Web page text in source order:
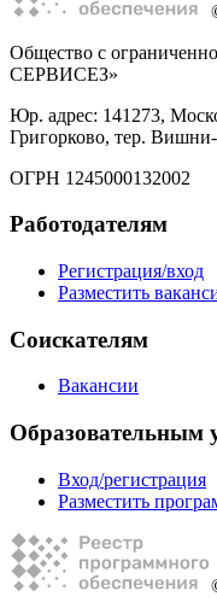
Общество с
СЕРВИСЕЗ»
Юр. адрес: 141273,
Григорково, тер.
ОГРН 1245000132002
Работодателям
Регистрация/вход
Разместить
Соискателям
Вакансии
Образовательным
Вход/регистрация
Разместить